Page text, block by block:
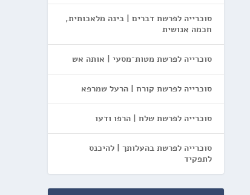
סוכרייה לפרשת דברים | בינה מלאכותית,
חכמה אנושית
סוכרייה לפרשת מטות־מסעי | אותה אש
סוכרייה לפרשת קורח | הרעל שמרפא
סוכרייה לפרשת שלח | הרפו ודעו
סוכרייה לפרשת בהעלותך | להיכנס
לתפקיד